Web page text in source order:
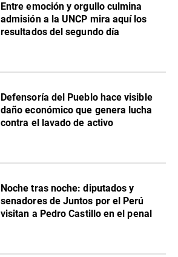
Entre emoción y orgullo culmina
admisión a la UNCP mira aquí los
resultados del segundo día
Defensoría del Pueblo hace visible
daño económico que genera lucha
contra el lavado de activo
Noche tras noche: diputados y
senadores de Juntos por el Perú
visitan a Pedro Castillo en el penal